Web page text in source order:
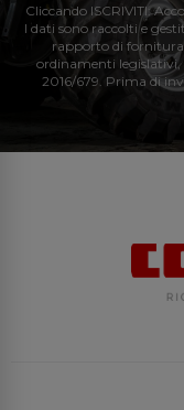
Cliccando ISCRIVITI:
I dati sono raccolti e
rapporto di fornitura
ordinamenti legislativi,
2016/679. Prima di